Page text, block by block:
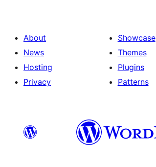
About
News
Hosting
Privacy
Showcase
Themes
Plugins
Patterns